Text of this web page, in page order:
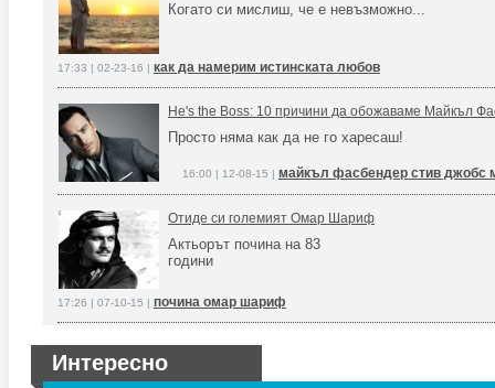
Когато си мислиш, че е невъзможно...
17:33 | 02-23-16 | как да намерим истинската любов
He's the Boss: 10 причини да обожаваме Майкъл
Просто няма как да не го харесаш!
16:00 | 12-08-15 | майкъл фасбендер стив джобс
Отиде си големият Омар Шариф
Актьорът почина на 83
години
17:26 | 07-10-15 | почина омар шариф
Интересно